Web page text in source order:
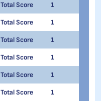
Total Score 1
Total Score 1
Total Score 1
Total Score 1
Total Score 1
Total Score 1